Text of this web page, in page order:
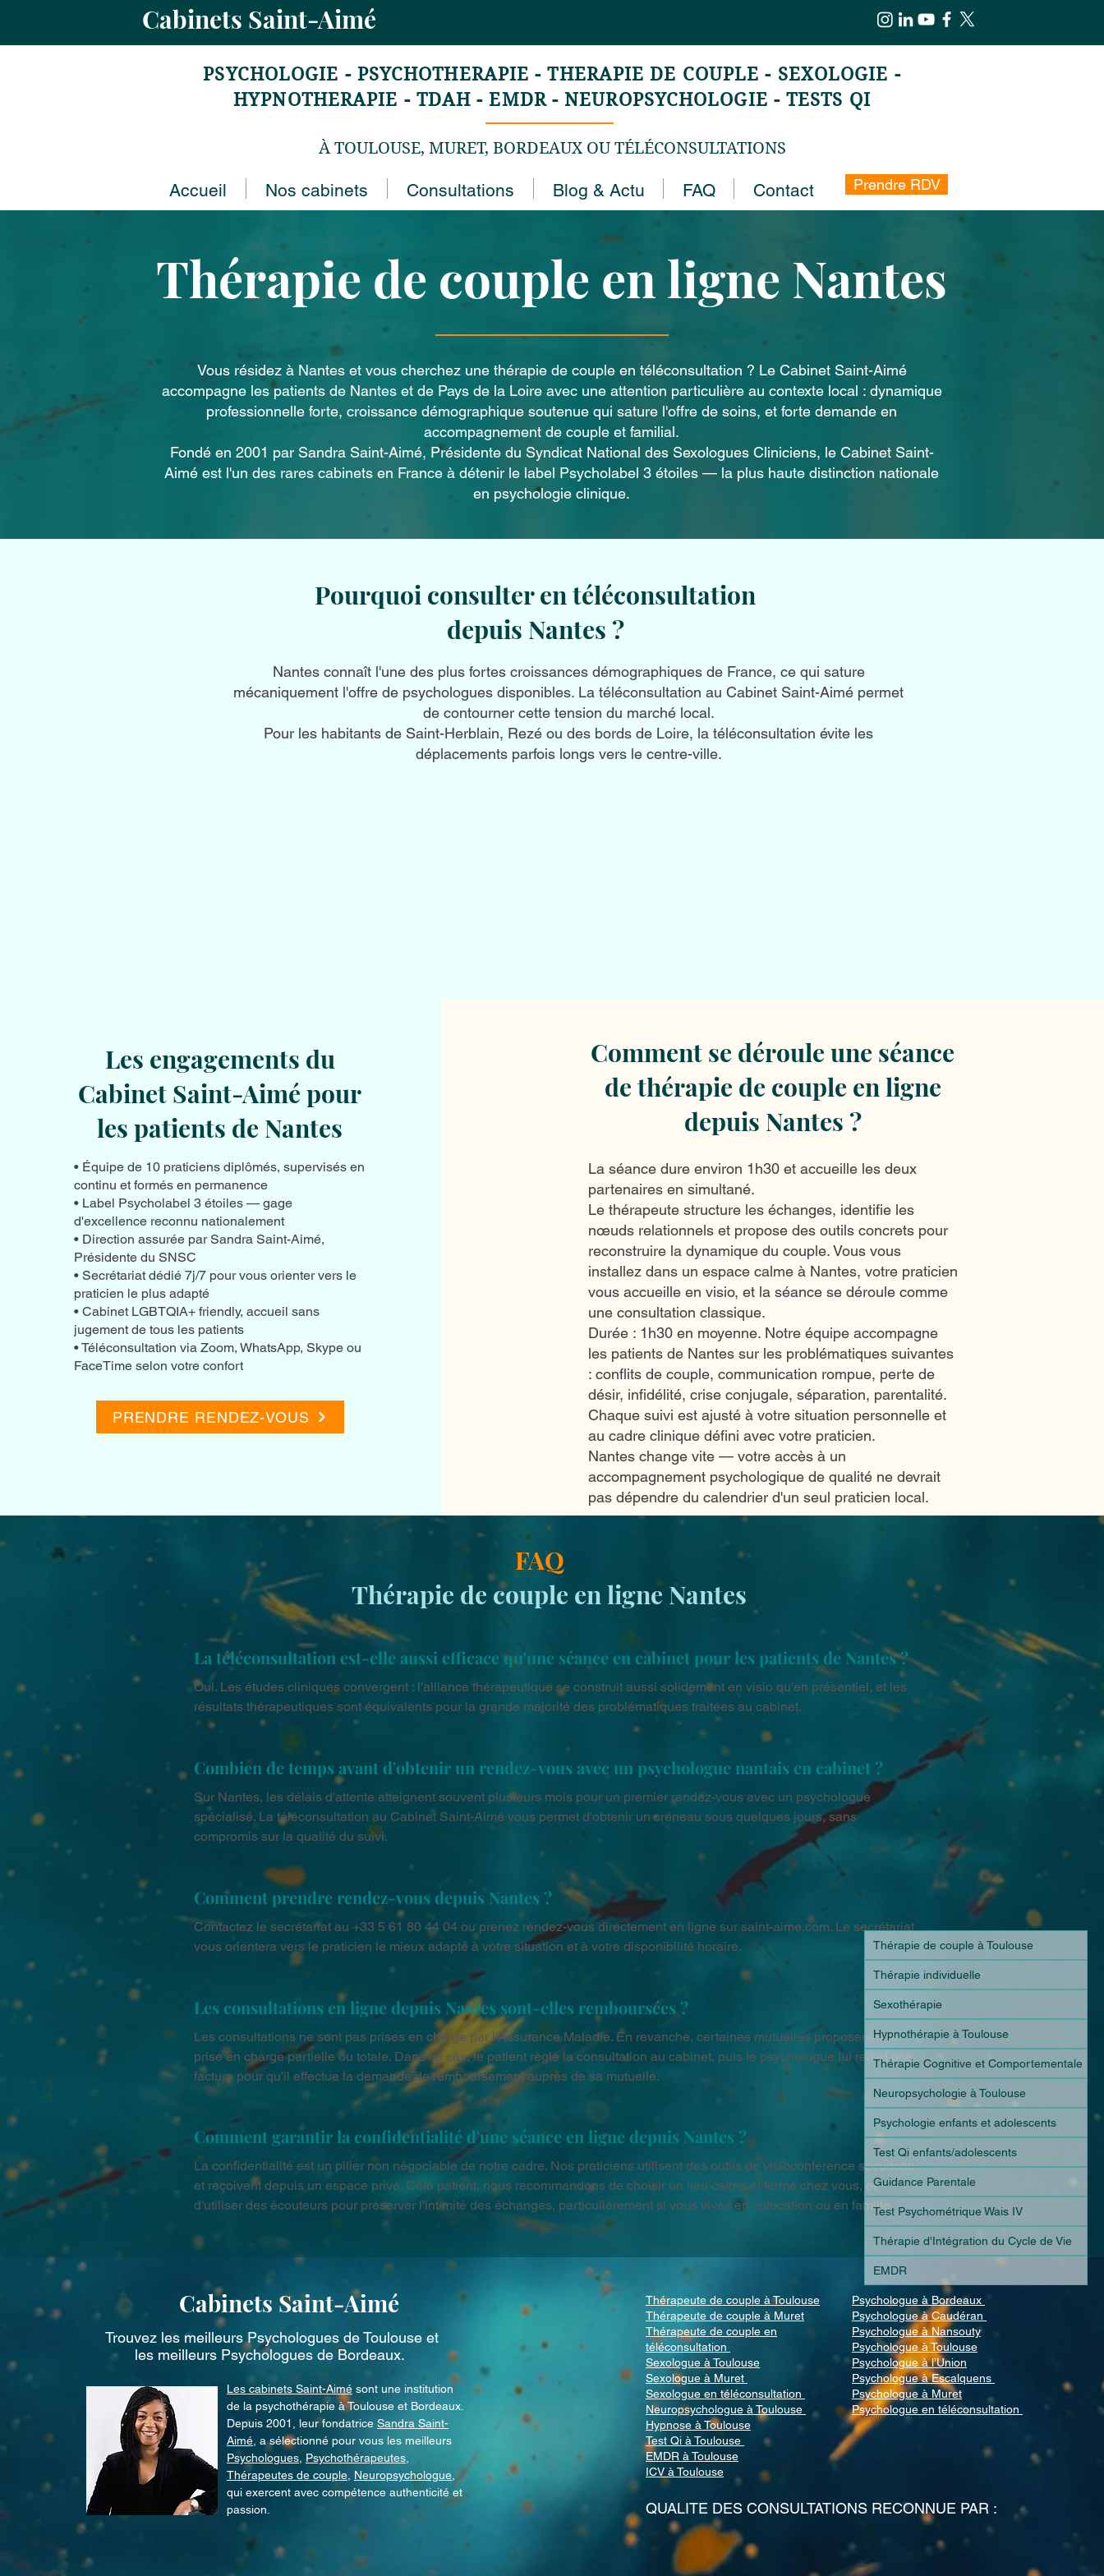
Cabinets Saint-Aimé
PSYCHOLOGIE - PSYCHOTHERAPIE - THERAPIE DE COUPLE - SEXOLOGIE -
HYPNOTHERAPIE - TDAH - EMDR - NEUROPSYCHOLOGIE - TESTS QI
À TOULOUSE, MURET, BORDEAUX OU TÉLÉCONSULTATIONS
Accueil Nos cabinets Consultations Blog & Actu FAQ Contact Prendre RDV
Thérapie de couple à Toulouse
Thérapie individuelle
Sexothérapie
Hypnothérapie à Toulouse
Thérapie Cognitive et Comportementale
Neuropsychologie à Toulouse
Psychologie enfants et adolescents
Test Qi enfants/adolescents
Guidance Parentale
Test Psychométrique Wais IV
Thérapie d'Intégration du Cycle de Vie
EMDR
Thérapie de couple en ligne Nantes
Vous résidez à Nantes et vous cherchez une thérapie de couple en téléconsultation ? Le Cabinet Saint-Aimé
accompagne les patients de Nantes et de Pays de la Loire avec une attention particulière au contexte local : dynamique
professionnelle forte, croissance démographique soutenue qui sature l'offre de soins, et forte demande en
accompagnement de couple et familial.
Fondé en 2001 par Sandra Saint-Aimé, Présidente du Syndicat National des Sexologues Cliniciens, le Cabinet Saint-
Aimé est l'un des rares cabinets en France à détenir le label Psycholabel 3 étoiles — la plus haute distinction nationale
en psychologie clinique.
Pourquoi consulter en téléconsultation
depuis Nantes ?
Nantes connaît l'une des plus fortes croissances démographiques de France, ce qui sature
mécaniquement l'offre de psychologues disponibles. La téléconsultation au Cabinet Saint-Aimé permet
de contourner cette tension du marché local.
Pour les habitants de Saint-Herblain, Rezé ou des bords de Loire, la téléconsultation évite les
déplacements parfois longs vers le centre-ville.
Les engagements du
Cabinet Saint-Aimé pour
les patients de Nantes
• Équipe de 10 praticiens diplômés, supervisés en
continu et formés en permanence
• Label Psycholabel 3 étoiles — gage
d'excellence reconnu nationalement
• Direction assurée par Sandra Saint-Aimé,
Présidente du SNSC
• Secrétariat dédié 7j/7 pour vous orienter vers le
praticien le plus adapté
• Cabinet LGBTQIA+ friendly, accueil sans
jugement de tous les patients
• Téléconsultation via Zoom, WhatsApp, Skype ou
FaceTime selon votre confort
PRENDRE RENDEZ-VOUS
Comment se déroule une séance
de thérapie de couple en ligne
depuis Nantes ?
La séance dure environ 1h30 et accueille les deux
partenaires en simultané.
Le thérapeute structure les échanges, identifie les
nœuds relationnels et propose des outils concrets pour
reconstruire la dynamique du couple. Vous vous
installez dans un espace calme à Nantes, votre praticien
vous accueille en visio, et la séance se déroule comme
une consultation classique.
Durée : 1h30 en moyenne. Notre équipe accompagne
les patients de Nantes sur les problématiques suivantes
: conflits de couple, communication rompue, perte de
désir, infidélité, crise conjugale, séparation, parentalité.
Chaque suivi est ajusté à votre situation personnelle et
au cadre clinique défini avec votre praticien.
Nantes change vite — votre accès à un
accompagnement psychologique de qualité ne devrait
pas dépendre du calendrier d'un seul praticien local.
FAQ
Thérapie de couple en ligne Nantes
La téléconsultation est-elle aussi efficace qu'une séance en cabinet pour les patients de Nantes ?
Oui. Les études cliniques convergent : l'alliance thérapeutique se construit aussi solidement en visio qu'en présentiel, et les
résultats thérapeutiques sont équivalents pour la grande majorité des problématiques traitées au cabinet.
Combien de temps avant d'obtenir un rendez-vous avec un psychologue nantais en cabinet ?
Sur Nantes, les délais d'attente atteignent souvent plusieurs mois pour un premier rendez-vous avec un psychologue
spécialisé. La téléconsultation au Cabinet Saint-Aimé vous permet d'obtenir un créneau sous quelques jours, sans
compromis sur la qualité du suivi.
Comment prendre rendez-vous depuis Nantes ?
Contactez le secrétariat au +33 5 61 80 44 04 ou prenez rendez-vous directement en ligne sur saint-aime.com. Le secrétariat
vous orientera vers le praticien le mieux adapté à votre situation et à votre disponibilité horaire.
Les consultations en ligne depuis Nantes sont-elles remboursées ?
Les consultations ne sont pas prises en charge par l'Assurance Maladie. En revanche, certaines mutuelles proposent une
prise en charge partielle ou totale. Dans ce cas, le patient règle la consultation au cabinet, puis le psychologue lui remet une
facture pour qu'il effectue la demande de remboursement auprès de sa mutuelle.
Comment garantir la confidentialité d'une séance en ligne depuis Nantes ?
La confidentialité est un pilier non négociable de notre cadre. Nos praticiens utilisent des outils de visioconférence sécurisés
et reçoivent depuis un espace privé. Côté patient, nous recommandons de choisir un lieu calme et fermé chez vous, et
d'utiliser des écouteurs pour préserver l'intimité des échanges, particulièrement si vous vivez en colocation ou en famille.
Cabinets Saint-Aimé
Trouvez les meilleursPsychologues de Toulouseet
les meilleurs Psychologues de Bordeaux.
Les cabinets Saint-Aimé sont une institution
de la psychothérapie à Toulouse et Bordeaux.
Depuis 2001, leur fondatrice Sandra Saint-
Aimé , a sélectionné pour vous les meilleurs
Psychologues Psychothérapeutes
Thérapeutes de couple Neuropsychologue
qui exercent avec compétence authenticité et
passion.
Thérapeute de couple à Toulouse
Thérapeute de couple à Muret
Thérapeute de couple en
téléconsultation
Sexologue à Toulouse
Sexologue à Muret
Sexologue en téléconsultation
Neuropsychologue à Toulouse
Hypnose à Toulouse
Test Qi à Toulouse
EMDR à Toulouse
ICV à Toulouse
Psychologue à Bordeaux
Psychologue à Caudéran
Psychologue à Nansouty
Psychologue à Toulouse
Psychologue à l’Union
Psychologue à Escalquens
Psychologue à Muret
Psychologue en téléconsultation
QUALITE DES CONSULTATIONS RECONNUE PAR :